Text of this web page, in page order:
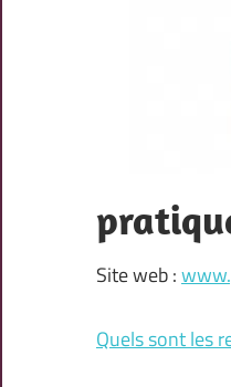
Site web :
Quels sont les